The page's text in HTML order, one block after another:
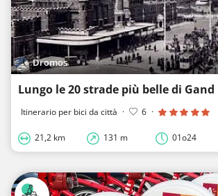
Dromos
Lungo le 20 strade più belle di Gand
Itinerario per bici da città · 6 ·
21,2 km 131 m 01o24